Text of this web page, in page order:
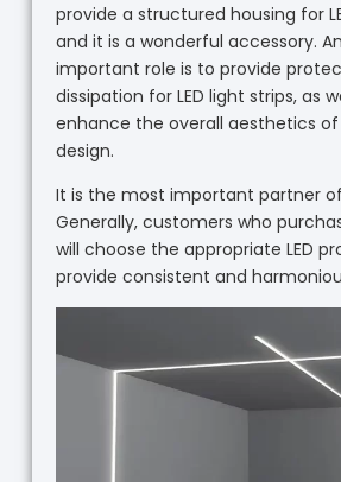
provide a structured housing for
and it is a wonderful accessory.
important role is to provide
dissipation for LED light strips, as
enhance the overall aesthetics
design.
It is the most important partner of
Generally, customers who
will choose the appropriate LED
provide consistent and